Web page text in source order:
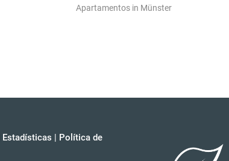
Apartamentos in Münster
Estadísticas | Política de